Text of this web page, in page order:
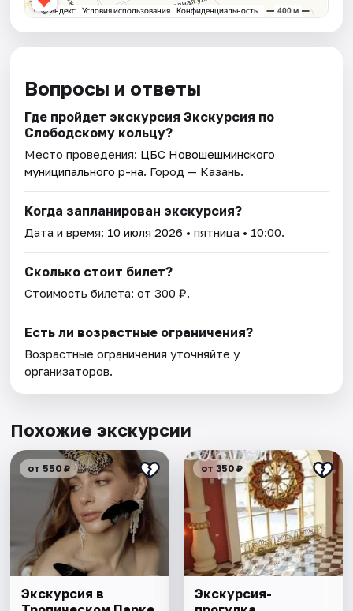
Вопросы и ответы
Где пройдет экскурсия Экскурсия по
Слободскому кольцу?
Место проведения: ЦБС Новошешминского
муниципального р-на. Город — Казань.
Когда запланирован экскурсия?
Дата и время: 10 июля 2026 • пятница • 10:00.
Сколько стоит билет?
Стоимость билета: от 300 ₽.
Есть ли возрастные ограничения?
Возрастные ограничения уточняйте у
организаторов.
Похожие экскурсии
от 550 ₽
Экскурсия в
от 350 ₽
Экскурсия-